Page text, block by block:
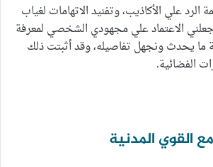
علي الأكاذيب، وتفنيد الاتهامات لغياب
جعلني الاعتماد علي مجهودي الشخصي لمعرفة
ما يحدث ونجهل تفاصيله، وقد أثبتت ذلك
الفضائية.
القوي المدنية